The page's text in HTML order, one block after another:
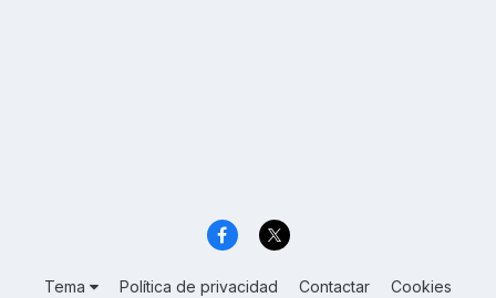
Tema Política de privacidad Contactar Cookies